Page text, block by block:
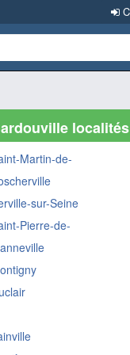
Martin-de-
sur-Seine
Pierre-de-